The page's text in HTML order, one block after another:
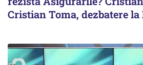
Cristian Toma, dezbatere la